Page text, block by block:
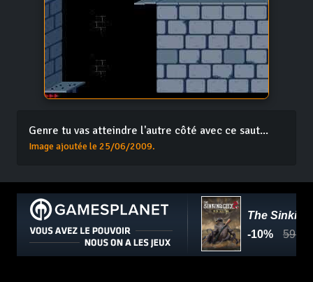
Genre tu vas atteindre l'autre côté avec ce saut...
Image ajoutée le 25/06/2009.